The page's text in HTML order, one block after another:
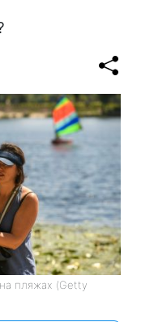
на пляжах (Getty